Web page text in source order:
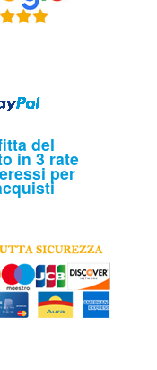
del
in 3 rate
per